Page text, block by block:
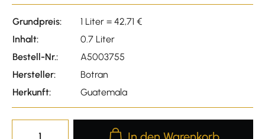
Grundpreis:
1 Liter = 42,71 €
Inhalt:
0.7 Liter
Bestell-Nr.:
A5003755
Hersteller:
Botran
Herkunft:
Guatemala
Produkt Anzahl: Gib den